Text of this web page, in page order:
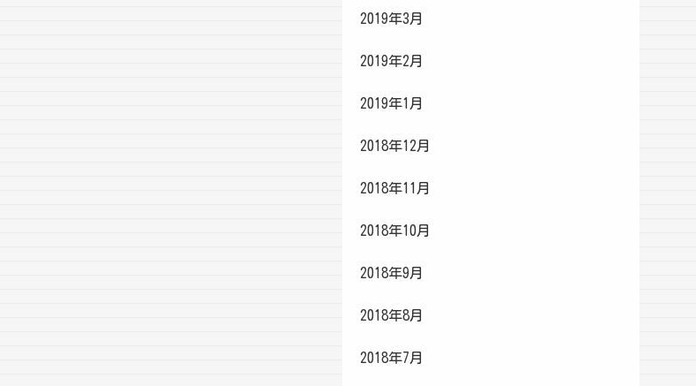
2019年3月
2019年2月
2019年1月
2018年12月
2018年11月
2018年10月
2018年9月
2018年8月
2018年7月